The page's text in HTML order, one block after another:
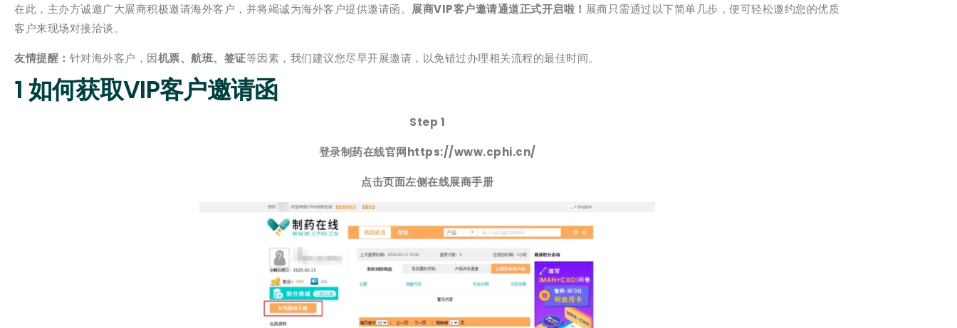
在此，主办方诚邀广大展商积极邀请海外客户，并将竭诚为海外客户提供邀请函。 展商VIP客户邀请通道正式开启啦！ 展商只需通过以下简单几步，便可轻松邀约您的优质
客户来现场对接洽谈。
友情提醒： 针对海外客户，因机票、航班、签证等因素，我们建议您尽早开展邀请，以免错过办理相关流程的最佳时间。
1 如何获取VIP客户邀请函
Step 1
登录制药在线官网https://www.cphi.cn/
点击页面左侧在线展商手册